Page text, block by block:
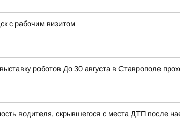
с рабочим визитом
роботов До 30 августа в Ставрополе
водителя, скрывшегося с места ДТП после